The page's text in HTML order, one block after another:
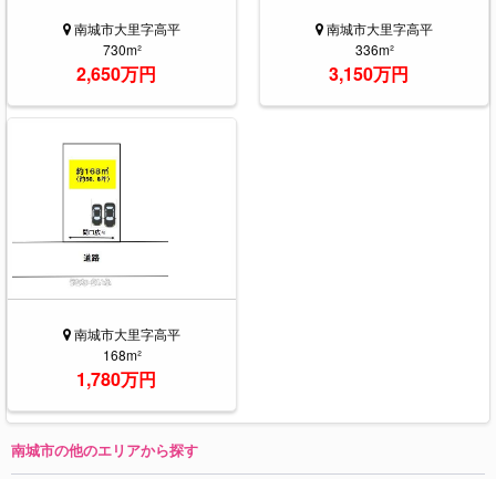
南城市大里字高平
730m²
2,650万円
南城市大里字高平
336m²
3,150万円
南城市大里字高平
168m²
1,780万円
南城市の他のエリアから探す